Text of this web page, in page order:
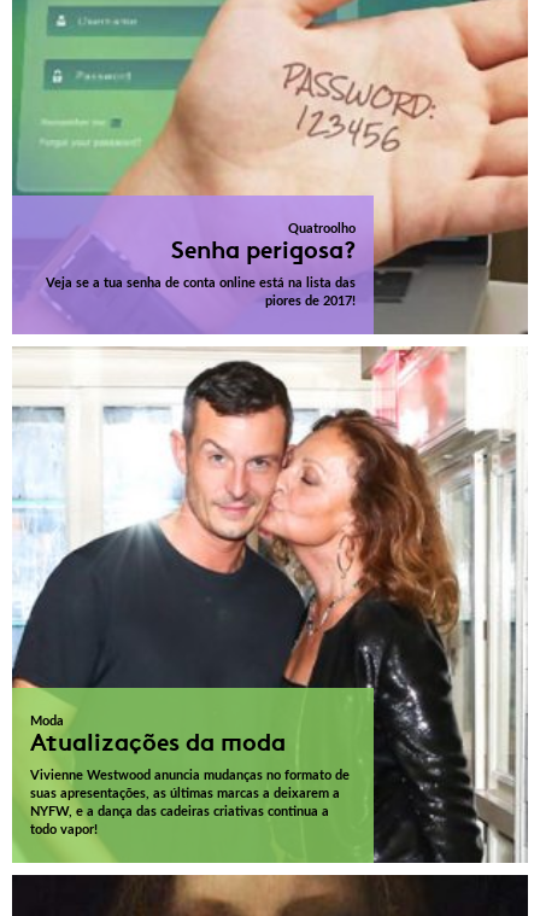
Quatroolho
Senha perigosa?
Veja se a tua senha de conta online está na lista das
piores de 2017!
Moda
Atualizações da moda
Vivienne Westwood anuncia mudanças no formato de
suas apresentações, as últimas marcas a deixarem a
NYFW, e a dança das cadeiras criativas continua a
todo vapor!